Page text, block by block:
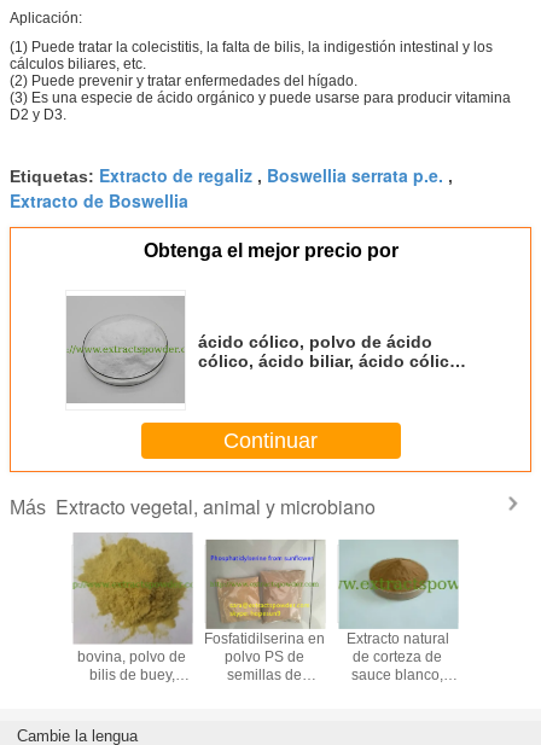
Aplicación:
(1) Puede tratar la colecistitis, la falta de bilis, la indigestión intestinal y los
cálculos biliares, etc.
(2) Puede prevenir y tratar enfermedades del hígado.
(3) Es una especie de ácido orgánico y puede usarse para producir vitamina
D2 y D3.
Etiquetas: Extracto de regaliz , Boswellia serrata p.e. ,
Extracto de Boswellia
Obtenga el mejor precio por
ácido cólico, polvo de ácido
cólico, ácido biliar, ácido cólico
Continuar
Más Extracto vegetal, animal y microbiano
tiburón/marino/aviar
Polvo de bilis
bovina, polvo de
bilis de buey,
extracto de bilis
Fosfatidilserina en
polvo PS de
semillas de
Extracto natural
de corteza de
sauce blanco,
Cambie la lengua